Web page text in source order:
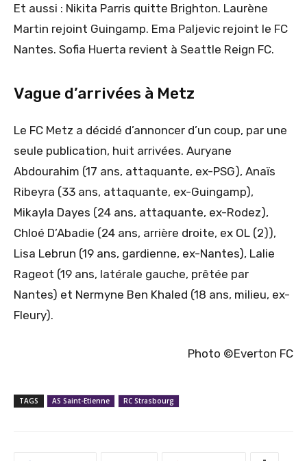
Et aussi : Nikita Parris quitte Brighton. Laurène
Martin rejoint Guingamp. Ema Paljevic rejoint le FC
Nantes. Sofia Huerta revient à Seattle Reign FC.
Vague d’arrivées à Metz
Le FC Metz a décidé d’annoncer d’un coup, par une
seule publication, huit arrivées. Auryane
Abdourahim (17 ans, attaquante, ex-PSG), Anaïs
Ribeyra (33 ans, attaquante, ex-Guingamp),
Mikayla Dayes (24 ans, attaquante, ex-Rodez),
Chloé D’Abadie (24 ans, arrière droite, ex OL (2)),
Lisa Lebrun (19 ans, gardienne, ex-Nantes), Lalie
Rageot (19 ans, latérale gauche, prêtée par
Nantes) et Nermyne Ben Khaled (18 ans, milieu, ex-
Fleury).
Photo ©Everton FC
TAGS AS Saint-Etienne RC Strasbourg